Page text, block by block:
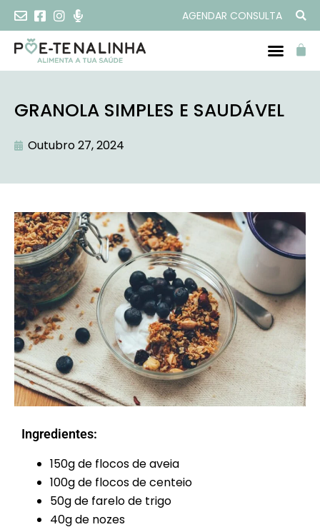
AGENDAR CONSULTA
GRANOLA SIMPLES E SAUDÁVEL
Outubro 27, 2024
Ingredientes:
150g de flocos de aveia
100g de flocos de centeio
50g de farelo de trigo
40g de nozes